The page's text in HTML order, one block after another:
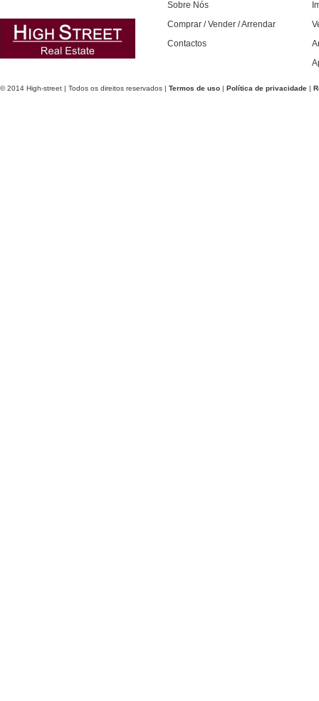
Sobre Nós
Comprar / Vender / Arrendar
Contactos
© 2014 High-street | Todos os direitos reservados | Termos de uso | Política de privacidade |